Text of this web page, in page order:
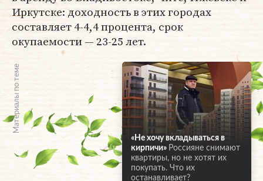
Иркутске: доходность в этих городах
составляет 4-4,4 процента, срок
окупаемости — 23-25 лет.
Материалы по теме
«Не хочу вкладываться в
кирпичи» Россияне снимают
квартиры, но не хотят их
покупать. Что их
останавливает?